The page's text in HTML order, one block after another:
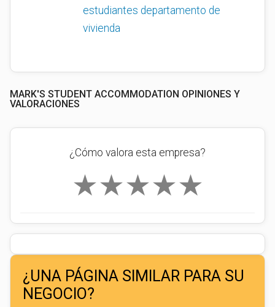
estudiantes departamento de
vivienda
MARK'S STUDENT ACCOMMODATION OPINIONES Y
VALORACIONES
¿Cómo valora esta empresa?
★
★
★
★
★
¿UNA PÁGINA SIMILAR PARA SU
NEGOCIO?